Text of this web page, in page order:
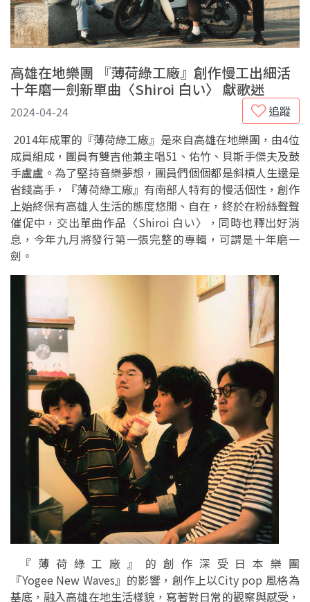
高雄在地樂團 『薄荷綠工廠』創作慢工出細活
十年磨一劍新單曲〈Shiroi 白い〉 獻歌迷
追蹤
2024-04-24
2014年成軍的『薄荷綠工廠』是來自高雄在地樂團，由4位
成員組成，團員有雙吉他兼主唱51、佑竹、貝斯手傑夫及鼓
手盧盧。為了堅持音樂夢想，團員們個個都是斜槓人生還是
省錢高手，『薄荷綠工廠』有南部人特有的慢活個性，創作
上始終保有高雄人生活的態度悠閒、自在，終於在粉絲聲聲
催促中，交出單曲作品〈Shiroi 白い〉，同時也釋出好消
息，今年九月將發行第一張完整的專輯，可謂是十年磨一
劍。
『薄荷綠工廠』的創作深受日本樂團
『Yogee New Waves』的影響，創作上以City pop 風格為
基底，融入高雄在地生活樣貌，寫著對日常的觀察與感受，